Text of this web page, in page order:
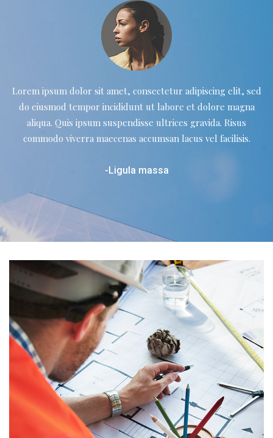
Lorem ipsum dolor sit amet, consectetur adipiscing elit, sed
do eiusmod tempor incididunt ut labore et dolore magna
aliqua. Quis ipsum suspendisse ultrices gravida. Risus
commodo viverra maecenas accumsan lacus vel facilisis.
-Ligula massa